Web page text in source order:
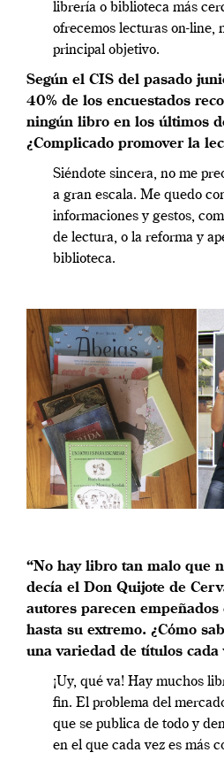
librería o biblioteca más
ofrecemos lecturas on-line,
principal objetivo.
Según el CIS del pasado
40% de los encuestados
ningún libro en los últimos
¿Complicado promover la
Siéndote sincera, no me
a gran escala. Me quedo
informaciones y gestos,
de lectura, o la reforma y
biblioteca.
“No hay libro tan malo que
decía el Don Quijote de
autores parecen
hasta su extremo. ¿Cómo
una variedad de títulos cada
¡Uy, qué va! Hay muchos
fin. El problema del
que se publica de todo y
en el que cada vez es más